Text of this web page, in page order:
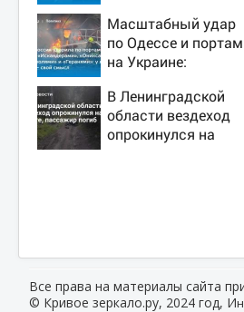
дочь и не мог
сдержать слезы
Масштабный удар
по Одессе и портам
на Украине:
подробности об
ударах России 9
августа 2026 года
В Ленинградской
области вездеход
опрокинулся на
Все права на материалы сайта
© Кривое зеркало.ру, 2024 год, И